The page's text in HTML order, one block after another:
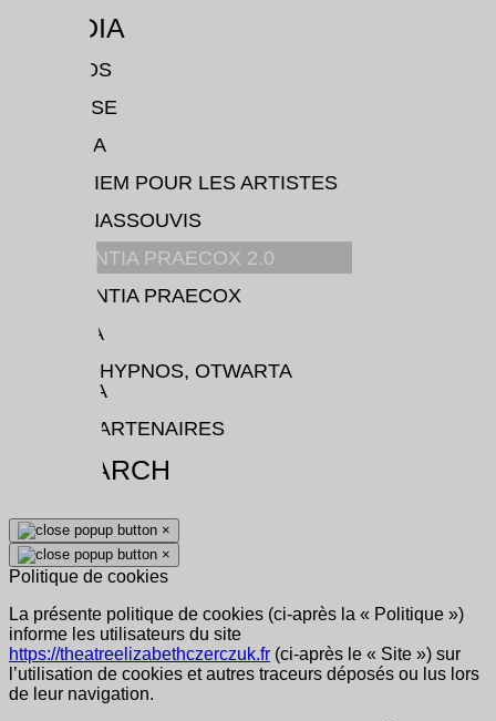
MÉDIA
VIDÉOS
PRESSE
YVONA
REQUIEM POUR LES ARTISTES
LES INASSOUVIS
DEMENTIA PRAECOX 2.0
DEMENTIA PRAECOX
MATKA
EROS-HYPNOS, OTWARTA
BRAMA
NOS PARTENAIRES
×
×
Politique de cookies
La présente politique de cookies (ci-après la « Politique »)
informe les utilisateurs du site
https://theatreelizabethczerczuk.fr (ci-après le « Site ») sur
l’utilisation de cookies et autres traceurs déposés ou lus lors
de leur navigation.